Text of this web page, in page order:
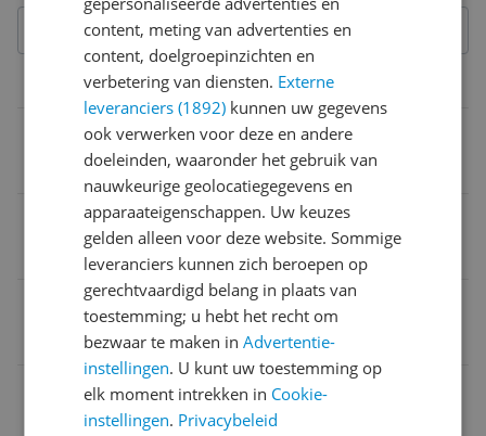
Overige kenmerken
Verpakkingsinhoud
1 stuk(s)
8421078033110
content, meting van advertenties en
content, doelgroepinzichten en
verbetering van diensten. Externe
leveranciers (1892) kunnen uw gegevens
ook verwerken voor deze en andere
doeleinden, waaronder het gebruik van
nauwkeurige geolocatiegegevens en
apparaateigenschappen. Uw keuzes
gelden alleen voor deze website. Sommige
leveranciers kunnen zich beroepen op
gerechtvaardigd belang in plaats van
toestemming; u hebt het recht om
bezwaar te maken inAdvertentie-
instellingen. U kunt uw toestemming op
elk moment intrekken in Cookie-
instellingen. Privacybeleid